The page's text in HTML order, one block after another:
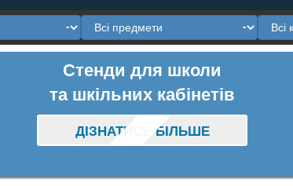
Стенди для школи
та шкільних кабінетів
ДІЗНАТИСЬ БІЛЬШЕ